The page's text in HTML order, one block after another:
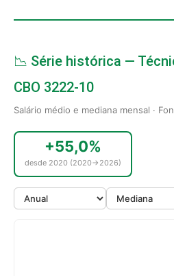
📉 Série histórica —
CBO 3222-10
Salário médio e mediana mensal ·
+55,0%
desde 2020 (2020→2026)